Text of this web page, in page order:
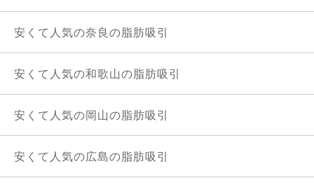
安くて人気の奈良の脂肪吸引
安くて人気の和歌山の脂肪吸引
安くて人気の岡山の脂肪吸引
安くて人気の広島の脂肪吸引